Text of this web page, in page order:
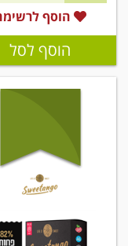
הוסף
הוסף לסל